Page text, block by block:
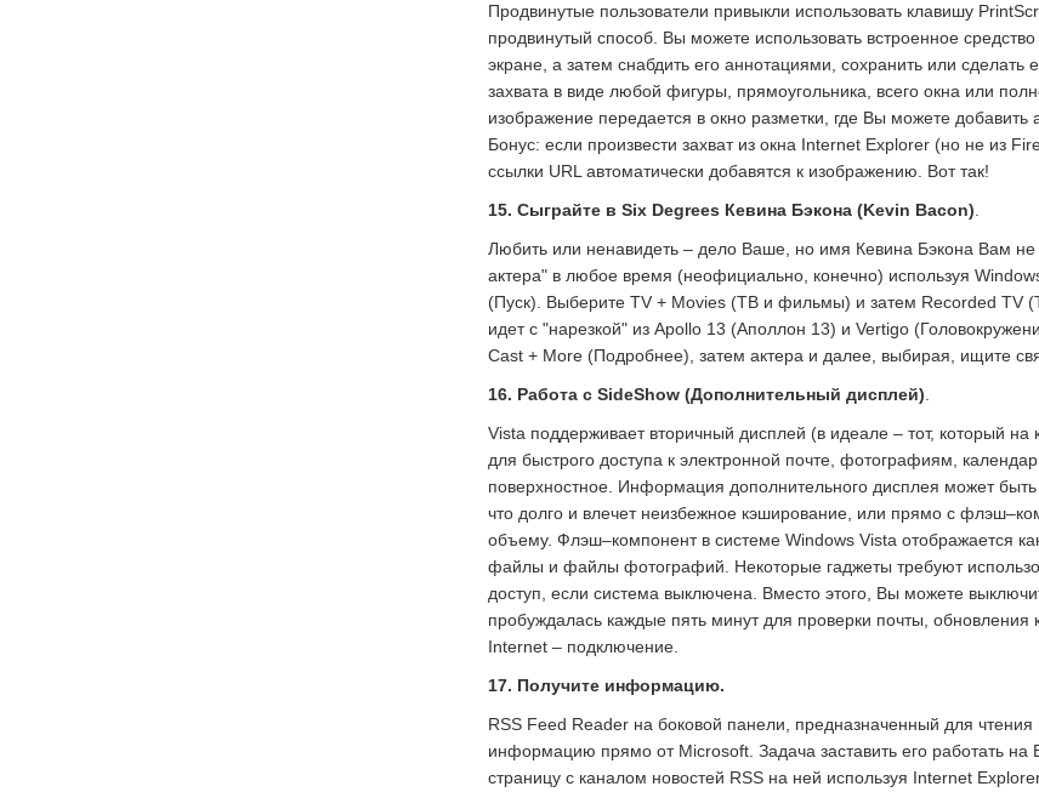
Продвинутые пользователи привыкли использовать клавишу
продвинутый способ. Вы можете использовать встроенное
экране, а затем снабдить его аннотациями, сохранить или
захвата в виде любой фигуры, прямоугольника, всего окна или
изображение передается в окно разметки, где Вы можете
Бонус: если произвести захват из окна Internet Explorer (но не из
ссылки URL автоматически добавятся к изображению. Вот так!
15. Сыграйте в Six Degrees Кевина Бэкона (Kevin Bacon)
Любить или ненавидеть – дело Ваше, но имя Кевина Бэкона Вам не
актера" в любое время (неофициально, конечно) используя
(Пуск). Выберите TV + Movies (ТВ и фильмы) и затем Recorded
идет с "нарезкой" из Apollo 13 (Аполлон 13) и Vertigo
Cast + More (Подробнее), затем актера и далее, выбирая, ищите
16. Работа с SideShow (Дополнительный дисплей)
Vista поддерживает вторичный дисплей (в идеале – тот, который
для быстрого доступа к электронной почте, фотографиям,
поверхностное. Информация дополнительного дисплея может быть
что долго и влечет неизбежное кэширование, или прямо с
объему. Флэш–компонент в системе Windows Vista отображается
файлы и файлы фотографий. Некоторые гаджеты требуют
доступ, если система выключена. Вместо этого, Вы можете
пробуждалась каждые пять минут для проверки почты,
Internet – подключение.
17. Получите информацию.
RSS Feed Reader на боковой панели, предназначенный для
информацию прямо от Microsoft. Задача заставить его работать
страницу с каналом новостей RSS на ней используя Internet